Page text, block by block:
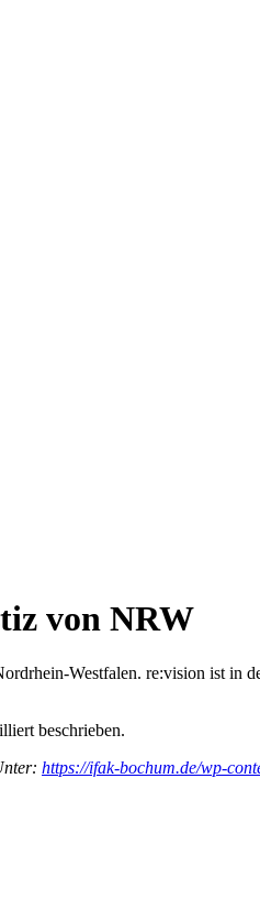
von NRW
Westfalen. re:vision ist in
beschrieben.
https://ifak-bochum.de/wp-